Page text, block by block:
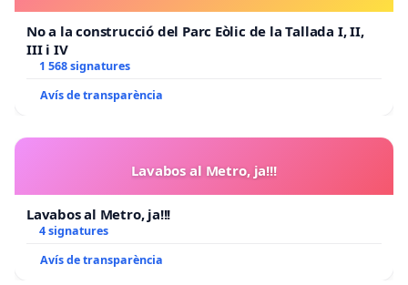
No a la construcció del Parc Eòlic de la Tallada I, II,
III i IV
1 568 signatures
Avís de transparència
Lavabos al Metro, ja!!!
Lavabos al Metro, ja!!!
4 signatures
Avís de transparència